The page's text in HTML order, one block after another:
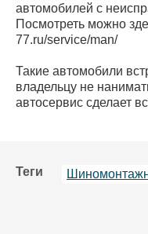
автомобилей с
Посмотреть можно
77.ru/service/man/
Такие автомобили
владельцу не
автосервис сделает
Теги